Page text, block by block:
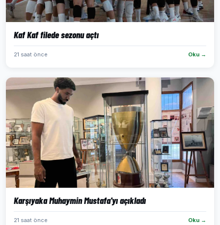
Kaf Kaf filede sezonu açtı
21 saat önce Oku →
Karşıyaka Muhaymin Mustafa'yı açıkladı
21 saat önce Oku →